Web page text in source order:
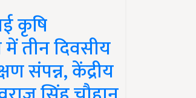
कृषि
में तीन दिवसीय
संपन्न, केंद्रीय